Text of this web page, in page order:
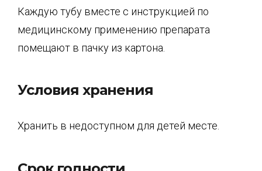
Каждую тубу вместе с инструкцией по
медицинскому применению препарата
помещают в пачку из картона.
Условия хранения
Хранить в недоступном для детей месте.